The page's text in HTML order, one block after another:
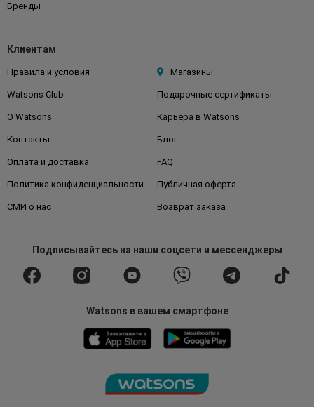
Бренды
Клиентам
Правила и условия Магазины
Watsons Club Подарочные сертификаты
О Watsons Карьера в Watsons
Контакты Блог
Оплата и доставка FAQ
Политика конфиденциальности Публичная оферта
СМИ о нас Возврат заказа
Подписывайтесьна наши соцсети и мессенджеры
Watsons в вашем смартфоне